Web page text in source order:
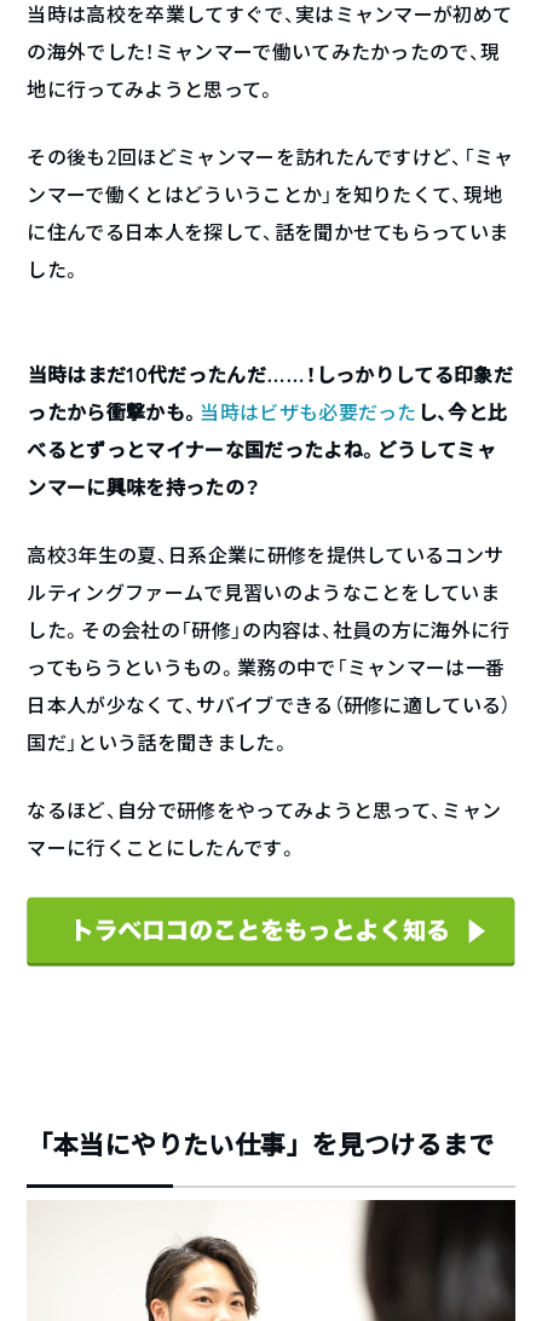
当時は高校を卒業してすぐで、実はミャンマーが初めて
の海外でした！ミャンマーで働いてみたかったので、現
地に行ってみようと思って。
その後も2回ほどミャンマーを訪れたんですけど、「ミャ
ンマーで働くとはどういうことか」を知りたくて、現地
に住んでる日本人を探して、話を聞かせてもらっていま
した。
――当時はまだ10代だったんだ……！しっかりしてる印象だ
ったから衝撃かも。 当時はビザも必要だった し、今と比
べるとずっとマイナーな国だったよね。どうしてミャ
ンマーに興味を持ったの？
高校3年生の夏、日系企業に研修を提供しているコンサ
ルティングファームで見習いのようなことをしていま
した。その会社の「研修」の内容は、社員の方に海外に行
ってもらうというもの。業務の中で「ミャンマーは一番
日本人が少なくて、サバイブできる（研修に適している）
国だ」という話を聞きました。
なるほど、自分で研修をやってみようと思って、ミャン
マーに行くことにしたんです。
「本当にやりたい仕事」を見つけるまで